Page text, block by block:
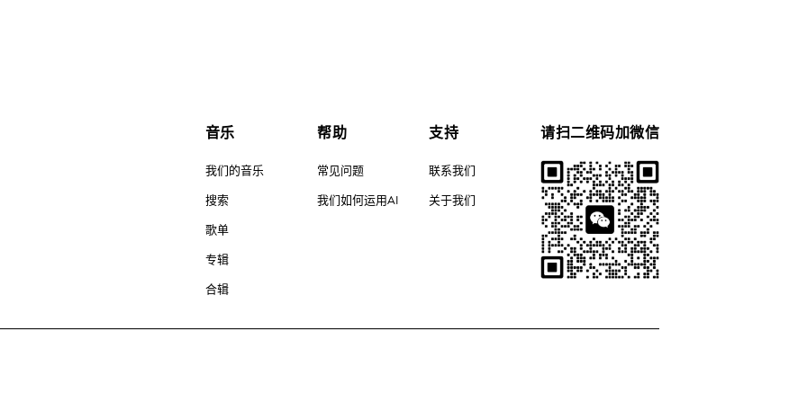
音乐
我们的音乐
搜索
歌单
专辑
合辑
帮助
常见问题
我们如何运用AI
支持
联系我们
关于我们
请扫二维码加微信